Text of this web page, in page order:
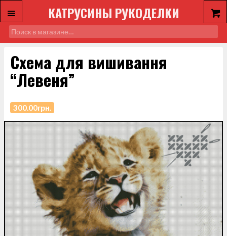
КАТРУСИНЫ РУКОДЕЛКИ
Схема для вишивання
“Левеня”
300.00грн.